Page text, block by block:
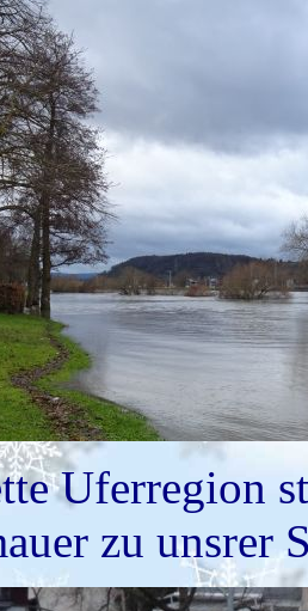
Uferregion
zu unsrer